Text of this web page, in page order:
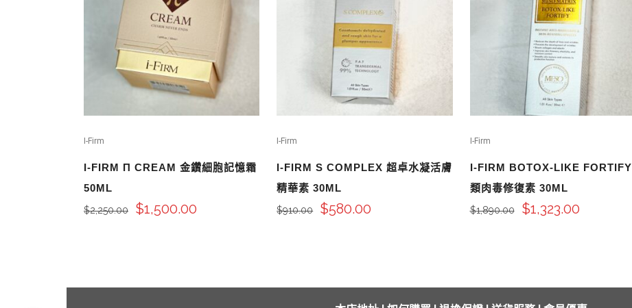
I-Firm
I-FIRM Π CREAM 金鑽細胞記憶霜
50ML
$2,250.00 $1,500.00
I-Firm
I-FIRM S COMPLEX 超卓水凝活膚
精華素 30ML
$910.00 $580.00
I-Firm
I-FIRM BOTOX-LIKE FORTIFY
類肉毒修復素 30ML
$1,890.00 $1,323.00